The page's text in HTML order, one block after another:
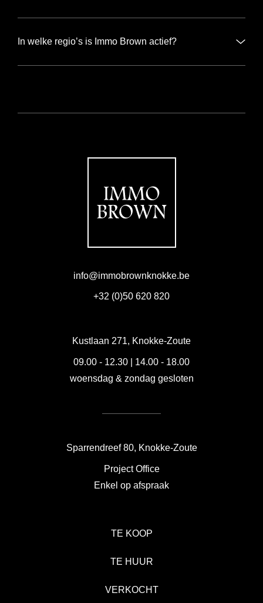
In welke regio’s is Immo Brown actief?
info@immobrownknokke.be
+32 (0)50 620 820
Kustlaan 271, Knokke-Zoute
09.00 - 12.30 | 14.00 - 18.00
woensdag & zondag gesloten
Sparrendreef 80, Knokke-Zoute
Project Office
Enkel op afspraak
TE KOOP
TE HUUR
VERKOCHT